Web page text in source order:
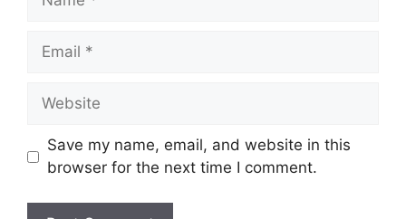
Email
Website
Save my name, email, and website in this
browser for the next time I comment.